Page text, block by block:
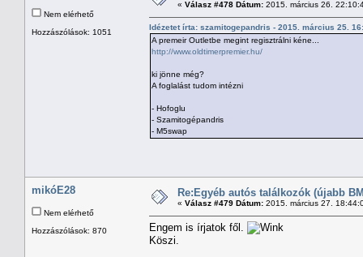
Nem elérhető
Hozzászólások: 1051
« Válasz #478 Dátum: 2015. március 26.
Idézetet írta: szamitogepandris - 2015. március 25.
A premeir Outletbe megint regisztrálni kéne...
http://www.oldtimerpremier.hu/
ki jönne még?
A foglalást tudom intézni
- Hofoglu
- Szamitogépandris
- M5swap
mikóE28
Nem elérhető
Hozzászólások: 870
Re:Egyéb autós találkozók (újabb
« Válasz #479 Dátum: 2015. március 27.
Engem is írjatok fől.
Köszi.